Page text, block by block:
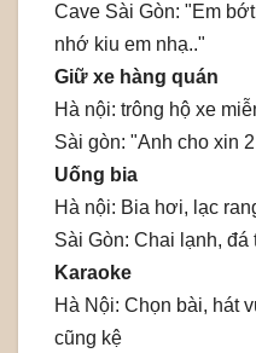
Cave Sài Gòn: "Em
nhớ kiu em nhạ.."
Giữ xe hàng quán
Hà nội: trông hộ xe
Sài gòn: "Anh cho xin
Uống bia
Hà nội: Bia hơi, lạc
Sài Gòn: Chai lạnh,
Karaoke
Hà Nội: Chọn bài, hát
cũng kệ